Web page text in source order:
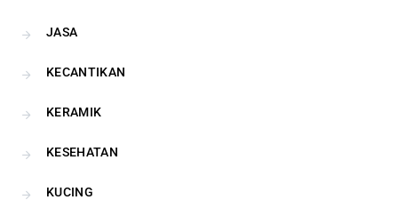
JASA
KECANTIKAN
KERAMIK
KESEHATAN
KUCING